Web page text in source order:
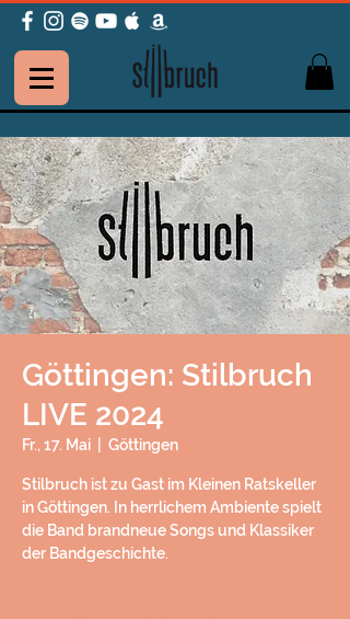
Göttingen: Stilbruch
LIVE 2024
Fr., 17. Mai Göttingen
Stilbruch ist zu Gast im Kleinen Ratskeller
in Göttingen. In herrlichem Ambiente spielt
die Band brandneue Songs und Klassiker
der Bandgeschichte.